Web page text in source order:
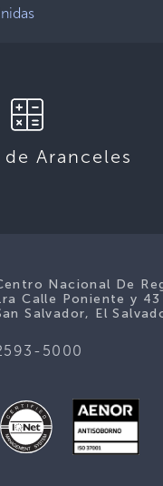
Aranceles
Nacional De
Calle Poniente y
Salvador, El
5000